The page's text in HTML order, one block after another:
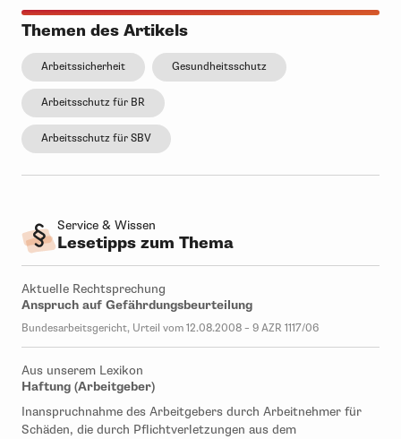
Themen des Artikels
Arbeitssicherheit Gesundheitsschutz
Arbeitsschutz für BR
Arbeitsschutz für SBV
Service & Wissen
Lesetipps zum Thema
Aktuelle Rechtsprechung
Anspruch auf Gefährdungsbeurteilung
Bundesarbeitsgericht, Urteil vom 12.08.2008 – 9 AZR 1117/06
Aus unserem Lexikon
Haftung (Arbeitgeber)
Inanspruchnahme des Arbeitgebers durch Arbeitnehmer für
Schäden, die durch Pflichtverletzungen aus dem